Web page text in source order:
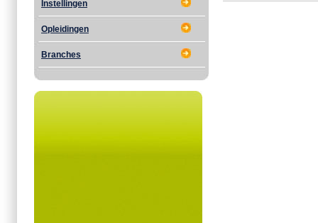
Instellingen
Opleidingen
Branches